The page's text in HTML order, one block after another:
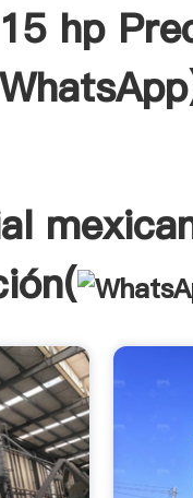
hp
WhatsApp